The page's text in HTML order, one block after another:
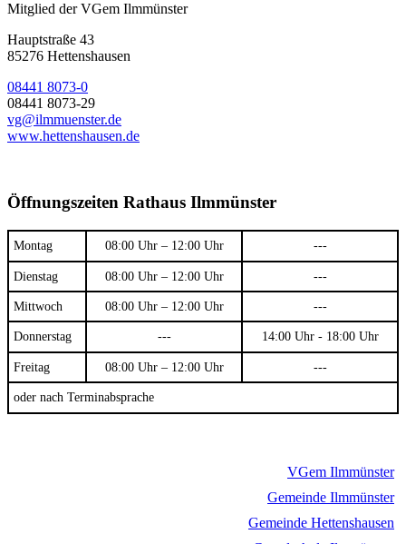
Mitglied der VGem Ilmmünster
Hauptstraße 43
85276 Hettenshausen
08441 8073-0
08441 8073-29
vg@ilmmuenster.de
www.hettenshausen.de
Öffnungszeiten Rathaus Ilmmünster
Montag 08:00 Uhr – 12:00 Uhr ---
Dienstag 08:00 Uhr – 12:00 Uhr ---
Mittwoch 08:00 Uhr – 12:00 Uhr ---
Donnerstag --- 14:00 Uhr - 18:00 Uhr
Freitag 08:00 Uhr – 12:00 Uhr ---
oder nach Terminabsprache
VGem Ilmmünster
Gemeinde Ilmmünster
Gemeinde Hettenshausen